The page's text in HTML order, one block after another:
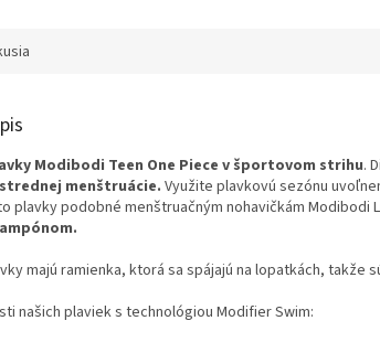
Modibodi Teen One Piece v športovom strihu.
menštruácie.Využite plavkovú sezónu
plavky podobné menštruačným nohavičkám Modibodi
majú ramienka, ktorá sa spájajú na lopatkách, takže
našich plaviek s technológiou Modifier Swim: